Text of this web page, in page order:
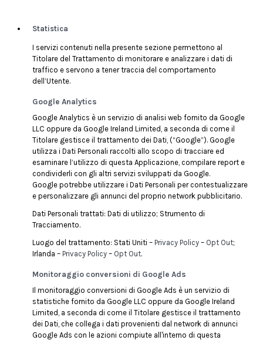
Statistica
I servizi contenuti nella presente sezione permettono al
Titolare del Trattamento di monitorare e analizzare i dati di
traffico e servono a tener traccia del comportamento
dell’Utente.
Google Analytics
Google Analytics è un servizio di analisi web fornito da Google
LLC oppure da Google Ireland Limited, a seconda di come il
Titolare gestisce il trattamento dei Dati, (“Google”). Google
utilizza i Dati Personali raccolti allo scopo di tracciare ed
esaminare l’utilizzo di questa Applicazione, compilare report e
condividerli con gli altri servizi sviluppati da Google.
Google potrebbe utilizzare i Dati Personali per contestualizzare
e personalizzare gli annunci del proprio network pubblicitario.
Dati Personali trattati: Dati di utilizzo; Strumento di
Tracciamento.
Luogo del trattamento: Stati Uniti – Privacy Policy – Opt Out;
Irlanda – Privacy Policy – Opt Out.
Monitoraggio conversioni di Google Ads
Il monitoraggio conversioni di Google Ads è un servizio di
statistiche fornito da Google LLC oppure da Google Ireland
Limited, a seconda di come il Titolare gestisce il trattamento
dei Dati, che collega i dati provenienti dal network di annunci
Google Ads con le azioni compiute all'interno di questa